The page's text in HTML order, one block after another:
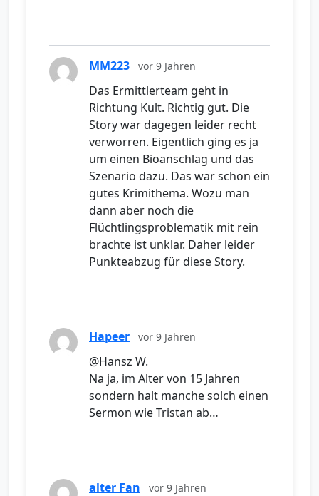
MM223 vor 9 Jahren
Das Ermittlerteam geht in
Richtung Kult. Richtig gut. Die
Story war dagegen leider recht
verworren. Eigentlich ging es ja
um einen Bioanschlag und das
Szenario dazu. Das war schon ein
gutes Krimithema. Wozu man
dann aber noch die
Flüchtlingsproblematik mit rein
brachte ist unklar. Daher leider
Punkteabzug für diese Story.
Hapeer vor 9 Jahren
@Hansz W.
Na ja, im Alter von 15 Jahren
sondern halt manche solch einen
Sermon wie Tristan ab…
alter Fan vor 9 Jahren